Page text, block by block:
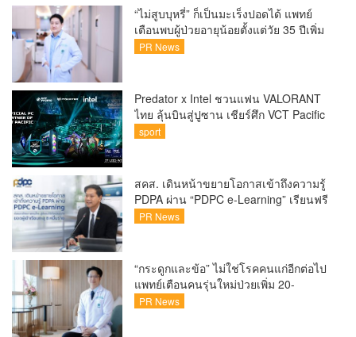
“ไม่สูบบุหรี่” ก็เป็นมะเร็งปอดได้ แพทย์
เตือนพบผู้ป่วยอายุน้อยตั้งแต่วัย 35 ปีเพิ่ม
ขึ้นคนไทยกว่า 70% รู้ตัวเมื่อโรคลุกลาม
PR News
Predator x Intel ชวนแฟน VALORANT
ไทย ลุ้นบินสู่ปูซาน เชียร์ศึก VCT Pacific
Finals Busan ประเทศเกาหลีใต้ Predator
สุดพิเศษตลอดทัวร์นาเมนต์
sport
สคส. เดินหน้าขยายโอกาสเข้าถึงความรู้
PDPA ผ่าน “PDPC e-Learning” เรียนฟรี
ทุกที่ ทุกเวลา พร้อมประกาศนียบัตร ต่อย
แล้ว
PR News
“กระดูกและข้อ” ไม่ใช่โรคคนแก่อีกต่อไป
แพทย์เตือนคนรุ่นใหม่ป่วยเพิ่ม 20-
30% เสี่ยง ‘ข้อเข่าเสื่อมก่อนวัย’ จาก
PR News